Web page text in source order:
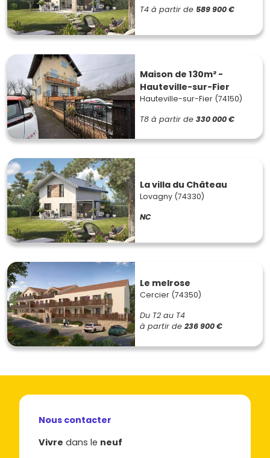
T4 à partir de 589 900 €
Maison de 130m² -
Hauteville-sur-Fier
Hauteville-sur-Fier (74150)
T8 à partir de 330 000 €
La villa du Château
Lovagny (74330)
NC
Le melrose
Cercier (74350)
Du T2 au T4
à partir de 236 900 €
Nous contacter
Vivre dans le neuf